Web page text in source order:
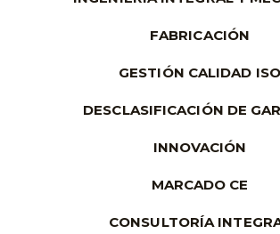
FABRICACIÓN
GESTIÓN CALIDAD ISO
DESCLASIFICACIÓN DE
INNOVACIÓN
MARCADO CE
CONSULTORÍA